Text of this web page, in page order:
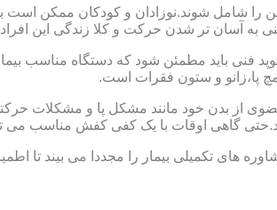
را شامل شوند.نوزادان و کودکان ممکن
به آسان تر شدن حرکت و کلا زندگی این
فنی باید مطمئن شود که دستگاه مناسب
پا،زانو و ستون فقرات است.
عضوی از بدن خود مانند مشکل پا و مشکلات
گاهی اوقات با یک کفی کفش مناسب می
های تکمیلی بیمار را مجددا می بیند تا